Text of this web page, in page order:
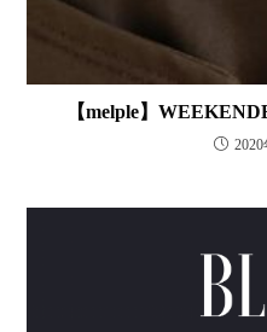
【melple】
2020